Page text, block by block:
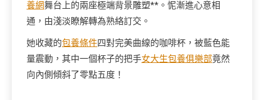
養網舞台上的兩座極端背景雕塑**。怩漸進心意相
通，由淺淡瞭解轉為熟絡訂交。
她收藏的包養條件四對完美曲線的咖啡杯，被藍色能
量震動，其中一個杯子的把手女大生包養俱樂部竟然
向內側傾斜了零點五度！